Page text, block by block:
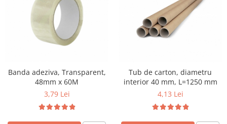
Banda adeziva, Transparent,
48mm x 60M
3,79 Lei
Tub de carton, diametru
interior 40 mm, L=1250 mm
4,13 Lei